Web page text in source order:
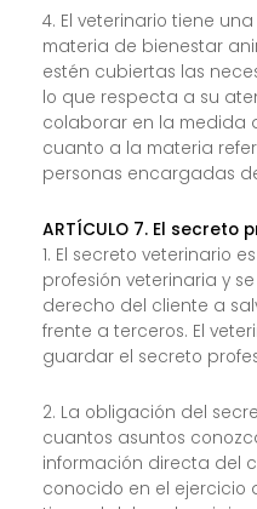
4. El veterinario tiene
materia de bienestar
estén cubiertas las
lo que respecta a su
colaborar en la medida
cuanto a la materia
personas encargadas
ARTÍCULO 7. El secreto
1. El secreto veterinario
profesión veterinaria y
derecho del cliente a
frente a terceros. El
guardar el secreto
2. La obligación del
cuantos asuntos
información directa del
conocido en el ejercicio